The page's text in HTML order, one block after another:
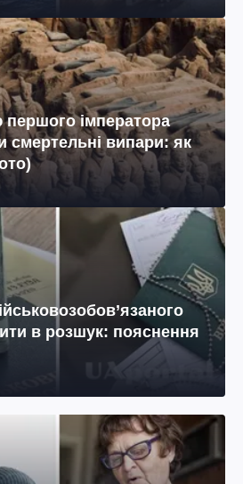
імператора
смертельні випари: як
в розшук: пояснення